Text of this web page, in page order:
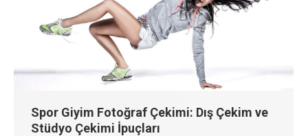
Spor Giyim Fotoğraf Çekimi: Dış Çekim ve
Stüdyo Çekimi İpuçları